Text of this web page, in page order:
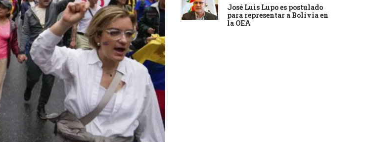
José Luis Lupo es postulado
para representar a Bolivia en
la OEA